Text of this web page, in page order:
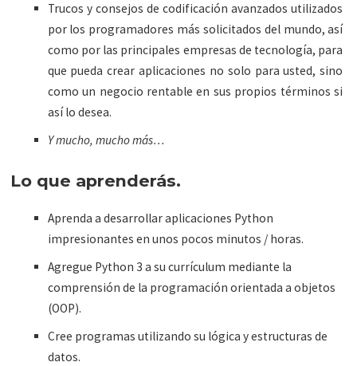
Trucos y consejos de codificación avanzados utilizados
por los programadores más solicitados del mundo, así
como por las principales empresas de tecnología, para
que pueda crear aplicaciones no solo para usted, sino
como un negocio rentable en sus propios términos si
así lo desea.
Y mucho, mucho más…
Lo que aprenderás.
Aprenda a desarrollar aplicaciones Python
impresionantes en unos pocos minutos / horas.
Agregue Python 3 a su currículum mediante la
comprensión de la programación orientada a objetos
(OOP).
Cree programas utilizando su lógica y estructuras de
datos.